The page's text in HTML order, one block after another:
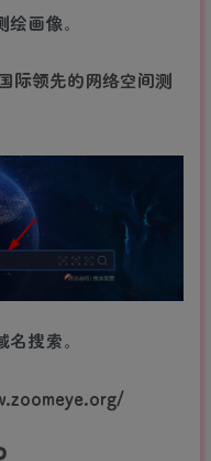
画像。
际领先的网络空间测
搜索。